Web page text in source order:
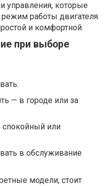
управления, которые
работы двигателя.
и комфортной.
при выборе
— в городе или за
спокойный или
в обслуживание
модели, стоит